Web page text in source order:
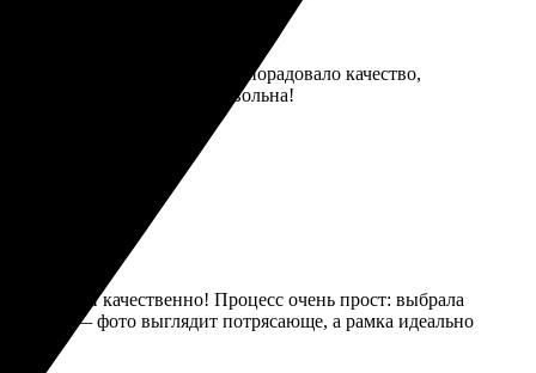
понятно и быстро. Очень порадовало качество,
срок. В целом, осталась довольна!
и качественно! Процесс очень прост: выбрала
— фото выглядит потрясающе, а рамка идеально